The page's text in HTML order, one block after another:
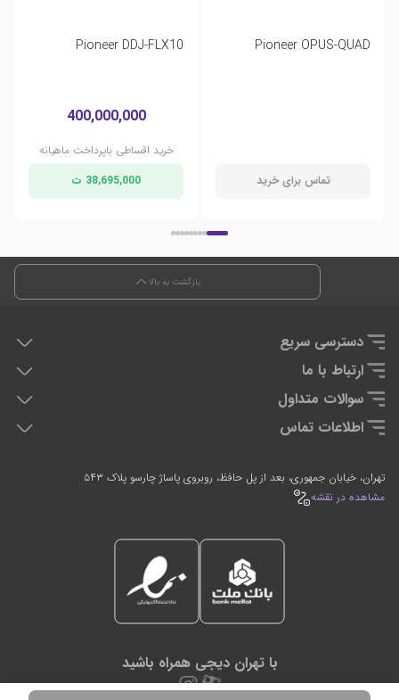
Pioneer OPUS-QUAD
تماس برای خرید
Pioneer DDJ-FLX10
400,000,000
خرید اقساطی باپرداخت ماهیانه
38,695,000 ت
بازگشت به بالا
دسترسی سریع
هدفون دی جی
دی جی کنترلر
تجهیزان اجرای زنده
تجهیزات استودیویی
ارتباط با ما
تماس با ما
سوالات متداول
سوالات متداول
اطلاعات تماس
021-66764054
7 روز هفته، 24 ساعته پاسخگوی شما هستیم
تهران، خیابان جمهوری، بعد از پل حافظ، روبروی پاساژ چارسو پلاک ۵۴۳
مشاهده در نقشه
با تهران دیجی همراه باشید